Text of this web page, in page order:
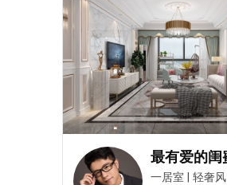
一居室 轻奢风